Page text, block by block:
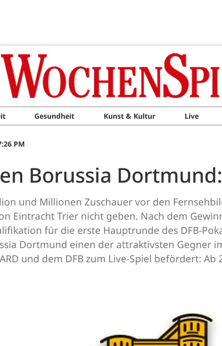
Gesundheit Kunst & Kultur Live
PM
Borussia
und Millionen Zuschauer vor den
Eintracht Trier nicht geben. Nach dem
für die erste Hauptrunde des DFB-
Dortmund einen der attraktivsten Gegner
und dem DFB zum Live-Spiel befördert: Ab